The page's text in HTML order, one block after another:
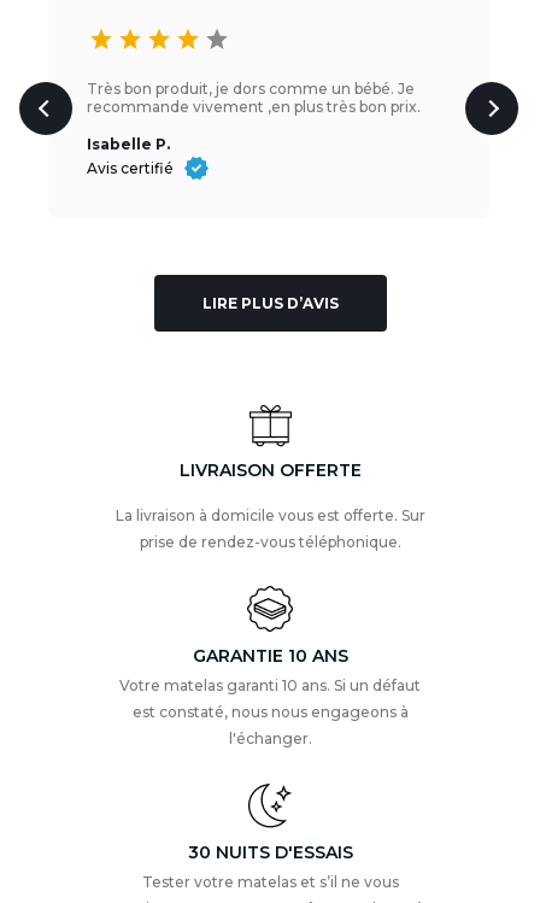
star star star star star
Très bon produit, je dors comme un bébé. Je
recommande vivement ,en plus très bon prix.
Isabelle P.
Avis certifié
LIRE PLUS D’AVIS
LIVRAISON OFFERTE
La livraison à domicile vous est offerte. Sur
prise de rendez-vous téléphonique.
GARANTIE 10 ANS
Votre matelas garanti 10 ans. Si un défaut
est constaté, nous nous engageons à
l'échanger.
30 NUITS D'ESSAIS
Tester votre matelas et s’il ne vous